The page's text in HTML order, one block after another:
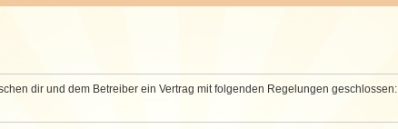
dir und dem Betreiber ein Vertrag mit folgenden Regelungen geschlossen: